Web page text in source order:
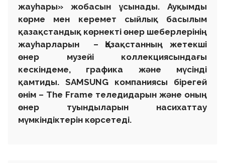
жауһары» жобасын ұсынады. Ауқымды
көрме мен керемет сыйлық басылым
қазақстандық көрнекті өнер шеберлерінің
жауһарларын – Қазақстанның жетекші
өнер музейі коллекциясындағы
кескіндеме, графика және мүсінді
қамтиды. SAMSUNG компаниясы бірегей
өнім – The Frame теледидарын және оның
өнер туындыларын насихаттау
мүмкіндіктерін көрсетеді.